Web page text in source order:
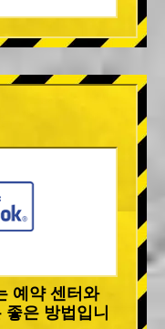
예약 센터와
은 방법입니